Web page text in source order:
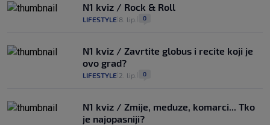
N1 kviz / Rock & Roll
LIFESTYLE 8. lip. 0
N1 kviz / Zavrtite globus i recite koji je
ovo grad?
LIFESTYLE 2. lip. 0
N1 kviz / Zmije, meduze, komarci... Tko
je najopasniji?